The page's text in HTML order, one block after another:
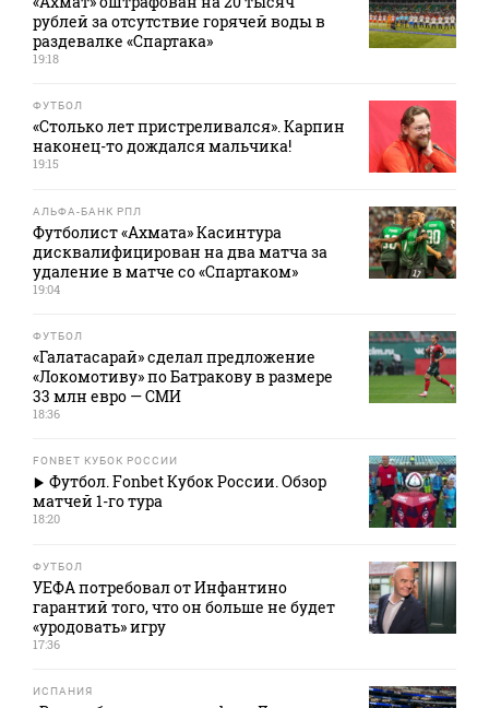
рублей за отсутствие горячей воды в
раздевалке «Спартака»
19:18
ФУТБОЛ
«Столько лет пристреливался». Карпин
наконец-то дождался мальчика!
19:15
АЛЬФА-БАНК РПЛ
Футболист «Ахмата» Касинтура
дисквалифицирован на два матча за
удаление в матче со «Спартаком»
19:04
ФУТБОЛ
«Галатасарай» сделал предложение
«Локомотиву» по Батракову в размере
33 млн евро — СМИ
18:36
FONBET КУБОК РОССИИ
Футбол. Fonbet Кубок России. Обзор
матчей 1-го тура
18:20
ФУТБОЛ
УЕФА потребовал от Инфантино
гарантий того, что он больше не будет
«уродовать» игру
17:36
ИСПАНИЯ